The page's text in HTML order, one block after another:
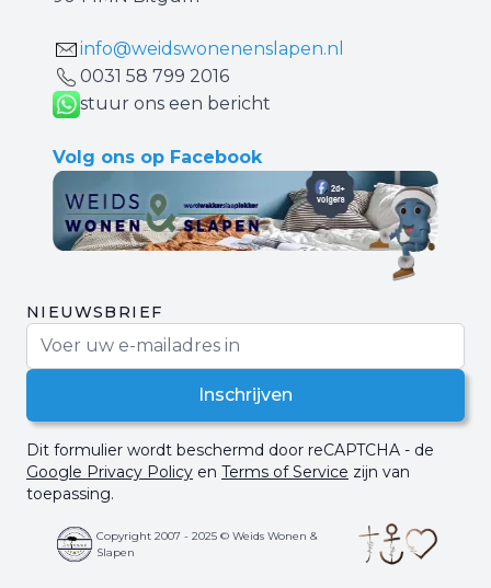
info@weidswonenenslapen.nl
0031 ‪58 799 2016‬
stuur ons een bericht
Volg ons op Facebook
NIEUWSBRIEF
Inschrijven
Dit formulier wordt beschermd door reCAPTCHA - de
Google Privacy Policy en Terms of Service zijn van
toepassing.
Copyright 2007 - 2025 © Weids Wonen &
Slapen